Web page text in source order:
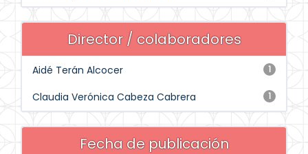
Director / colaboradores
1
Aidé Terán Alcocer
1
Claudia Verónica Cabeza Cabrera
Fecha de publicación